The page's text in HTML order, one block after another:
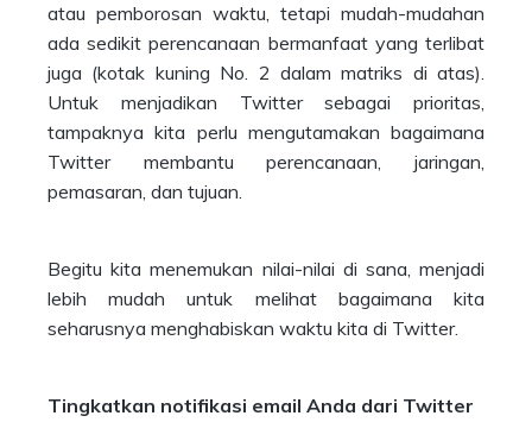
atau pemborosan waktu, tetapi mudah-mudahan
ada sedikit perencanaan bermanfaat yang terlibat
juga (kotak kuning No. 2 dalam matriks di atas).
Untuk menjadikan Twitter sebagai prioritas,
tampaknya kita perlu mengutamakan bagaimana
Twitter membantu perencanaan, jaringan,
pemasaran, dan tujuan.
Begitu kita menemukan nilai-nilai di sana, menjadi
lebih mudah untuk melihat bagaimana kita
seharusnya menghabiskan waktu kita di Twitter.
Tingkatkan notifikasi email Anda dari Twitter